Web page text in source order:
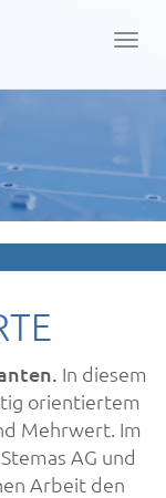
In diesem
orientiertem
Mehrwert. Im
AG und
Arbeit den